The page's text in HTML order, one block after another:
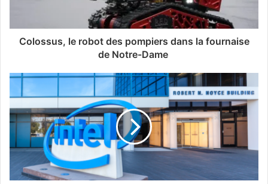
Colossus, le robot des pompiers dans la fournaise
de Notre-Dame